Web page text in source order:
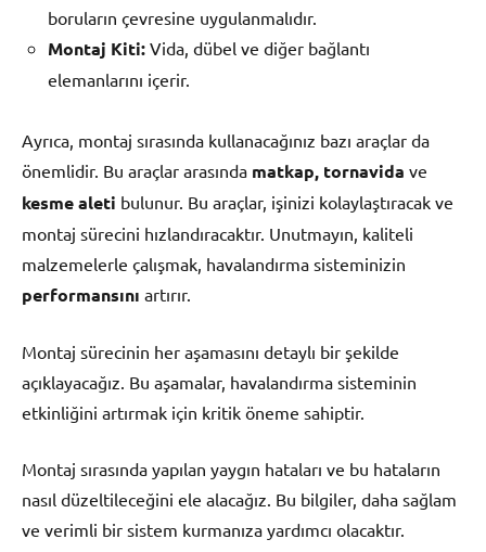
boruların çevresine uygulanmalıdır.
Montaj Kiti: Vida, dübel ve diğer bağlantı
elemanlarını içerir.
Ayrıca, montaj sırasında kullanacağınız bazı araçlar da
önemlidir. Bu araçlar arasında matkap, tornavida ve
kesme aleti bulunur. Bu araçlar, işinizi kolaylaştıracak ve
montaj sürecini hızlandıracaktır. Unutmayın, kaliteli
malzemelerle çalışmak, havalandırma sisteminizin
performansını artırır.
Montaj sürecinin her aşamasını detaylı bir şekilde
açıklayacağız. Bu aşamalar, havalandırma sisteminin
etkinliğini artırmak için kritik öneme sahiptir.
Montaj sırasında yapılan yaygın hataları ve bu hataların
nasıl düzeltileceğini ele alacağız. Bu bilgiler, daha sağlam
ve verimli bir sistem kurmanıza yardımcı olacaktır.